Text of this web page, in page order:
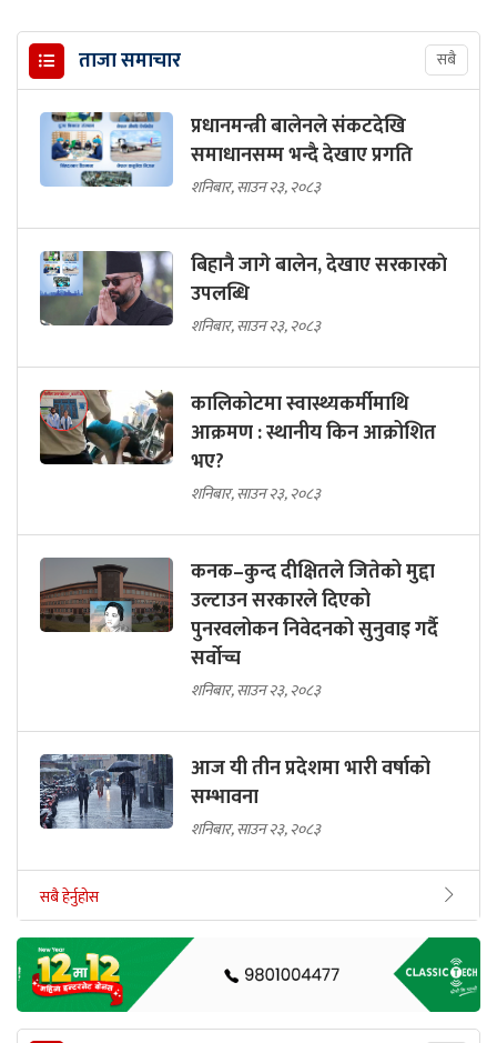
ताजा समाचार सबै
प्रधानमन्त्री बालेनले संकटदेखि
समाधानसम्म भन्दै देखाए प्रगति
शनिबार, साउन २३, २०८३
बिहानै जागे बालेन, देखाए सरकारकाे
उपलब्धि
शनिबार, साउन २३, २०८३
कालिकोटमा स्वास्थ्यकर्मीमाथि
आक्रमण : स्थानीय किन आक्रोशित
भए?
शनिबार, साउन २३, २०८३
कनक–कुन्द दीक्षितले जितेको मुद्दा
उल्टाउन सरकारले दिएको
पुनरवलोकन निवेदनको सुनुवाइ गर्दै
सर्वोच्च
शनिबार, साउन २३, २०८३
आज यी तीन प्रदेशमा भारी वर्षाको
सम्भावना
शनिबार, साउन २३, २०८३
सबै हेर्नुहोस